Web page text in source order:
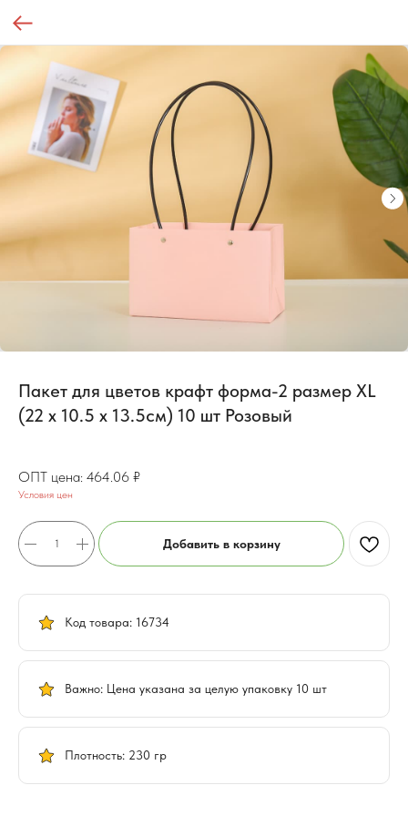
Пакет для цветов крафт форма-2 размер XL
(22 х 10.5 х 13.5см) 10 шт Розовый
464.06 ₽
Условия цен
Добавить в корзину
Код товара: 16734
Важно: Цена указана за целую упаковку 10 шт
Плотность: 230 гр